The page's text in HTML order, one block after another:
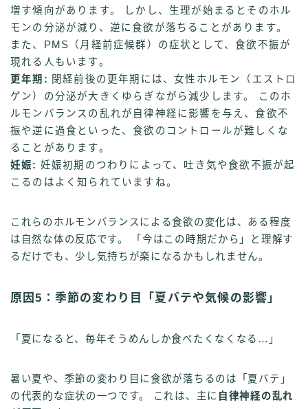
増す傾向があります。 しかし、生理が始まるとそのホル
モンの分泌が減り、逆に食欲が落ちることがあります。
また、PMS（月経前症候群）の症状として、食欲不振が
現れる人もいます。
更年期: 閉経前後の更年期には、女性ホルモン（エストロ
ゲン）の分泌が大きくゆらぎながら減少します。 このホ
ルモンバランスの乱れが自律神経に影響を与え、食欲不
振や逆に過食といった、食欲のコントロールが難しくな
ることがあります。
妊娠: 妊娠初期のつわりによって、吐き気や食欲不振が起
こるのはよく知られていますね。
これらのホルモンバランスによる食欲の変化は、ある程度
は自然な体の反応です。 「今はこの時期だから」と理解す
るだけでも、少し気持ちが楽になるかもしれません。
原因5：季節の変わり目「夏バテや気候の影響」
「夏になると、毎年そうめんしか食べたくなくなる…」
暑い夏や、季節の変わり目に食欲が落ちるのは「夏バテ」
の代表的な症状の一つです。 これは、主に 自律神経の乱れ